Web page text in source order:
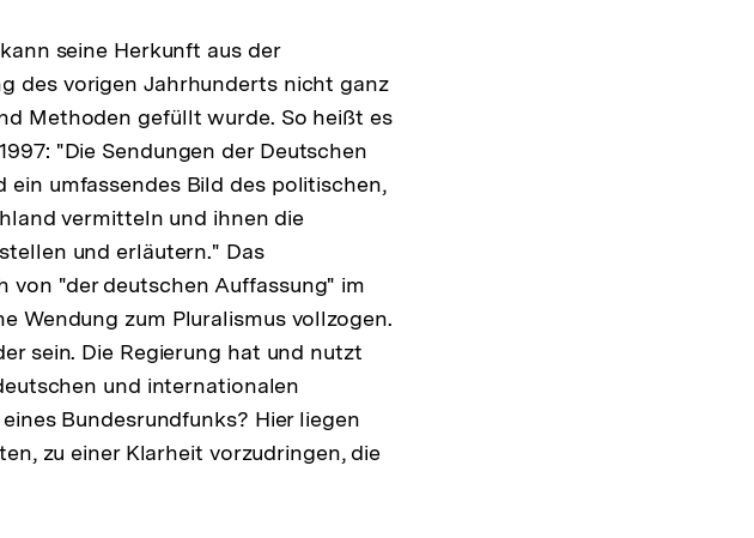
seine Herkunft aus der
des vorigen Jahrhunderts nicht ganz
Methoden gefüllt wurde. So heißt es
"Die Sendungen der Deutschen
umfassendes Bild des politischen,
vermitteln und ihnen die
und erläutern." Das
von "der deutschen Auffassung" im
Wendung zum Pluralismus vollzogen.
sein. Die Regierung hat und nutzt
und internationalen
Bundesrundfunks? Hier liegen
zu einer Klarheit vorzudringen, die